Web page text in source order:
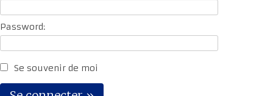
Password:
Se souvenir de moi